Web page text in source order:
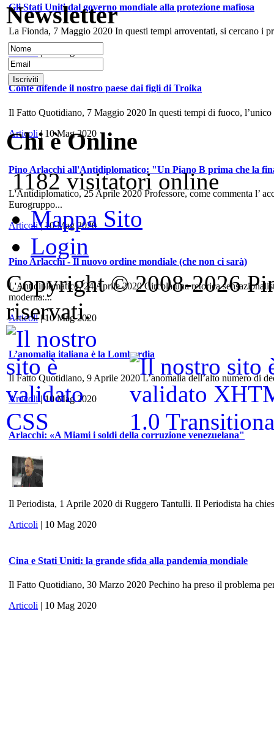
Gli Stati Uniti dal governo mondiale alla protezione mafiosa
La Fionda, 7 Maggio 2020 In questi tempi arroventati, si cercano i
Articoli
Conte difende il nostro paese dai figli di Troika
Il Fatto Quotidiano, 7 Maggio 2020 In questi tempi di fuoco,
Articoli| 10 Mag 2020
Pino Arlacchi all'Antidiplomatico: "Un Piano B prima che la
L'Antidiplomatico, 25 Aprile 2020 Professore, come commenta l’
Eurogruppo...
Articoli| 10 Mag 2020
Pino Arlacchi - Il nuovo ordine mondiale (che non ci sarà)
L'Antidiplomatico, 24 Aprile 2020 Circola una retorica
moderna:...
Articoli| 10 Mag 2020
L’anomalia italiana è la Lombardia
Il Fatto Quotidiano, 9 Aprile 2020 L’anomalia dell’alto numero di
Articoli| 10 Mag 2020
Arlacchi: «A Miami i soldi della corruzione venezuelana"
Il Periodista, 1 Aprile 2020 di Ruggero Tantulli. Il Periodista ha
Articoli | 10 Mag 2020
Cina e Stati Uniti: la grande sfida alla pandemia mondiale
Il Fatto Quotidiano, 30 Marzo 2020 Pechino ha preso il problema
Articoli | 10 Mag 2020
Newsletter
Chi è Online
1182 visitatori online
Mappa Sito
Login
Copyright © 2008-2026
riservati.